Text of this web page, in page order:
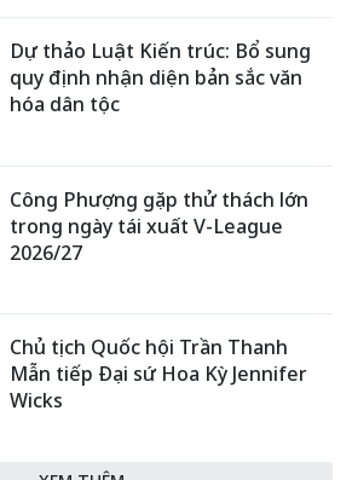
Dự thảo Luật Kiến trúc: Bổ sung
quy định nhận diện bản sắc văn
hóa dân tộc
Công Phượng gặp thử thách lớn
trong ngày tái xuất V-League
2026/27
Chủ tịch Quốc hội Trần Thanh
Mẫn tiếp Đại sứ Hoa Kỳ Jennifer
Wicks